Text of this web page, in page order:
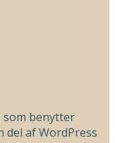
som benytter
af WordPress